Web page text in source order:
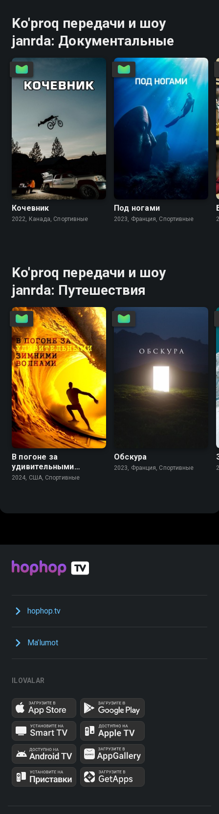
Ko'proq передачи и шоу
janrda: Документальные
Кочевник
2022, Канада, Спортивные
Под ногами
2023, Франция, Спортивные
Ko'proq передачи и шоу
janrda: Путешествия
В погоне за
удивительными
зимними волнами
2024, США, Спортивные
Обскура
2023, Франция, Спортивные
hophop.tv
Ma’lumot
ILOVALAR